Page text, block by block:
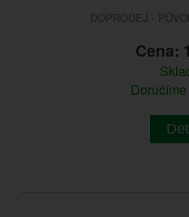
DOPRODEJ -
Cena: